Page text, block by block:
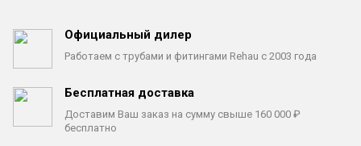
Официальный дилер
Работаем с трубами и фитингами Rehau с 2003 года
Бесплатная доставка
Доставим Ваш заказ на сумму свыше 160 000 ₽
бесплатно